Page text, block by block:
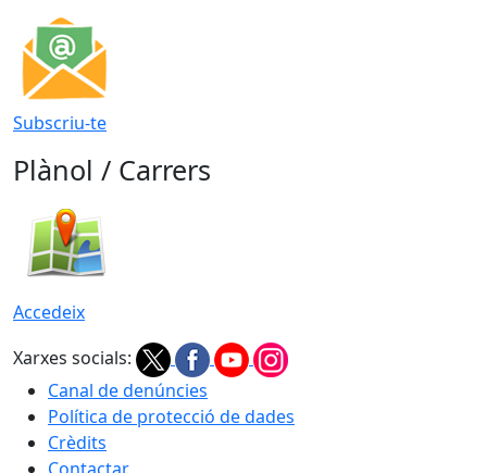
Subscriu-te
Plànol / Carrers
Accedeix
Xarxes socials:
Canal de denúncies
Política de protecció de dades
Crèdits